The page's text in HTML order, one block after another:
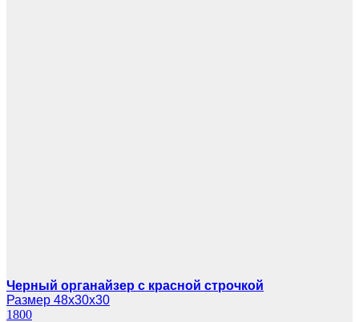
Черный органайзер с красной строчкой
Размер 48х30х30
1800